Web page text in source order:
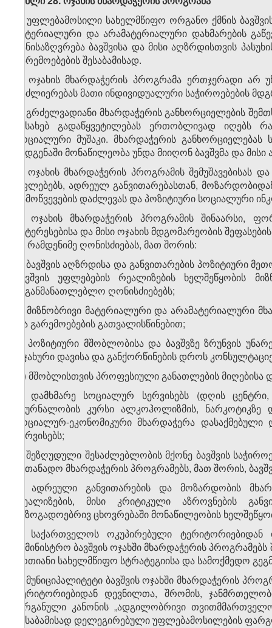
1. უფლებამოსილი სახელმწიფო ორგანო ქმნის
მატერიალური და არამატერიალური დახმარების
განისაზღვრება ბავშვისა და მისი აღზრდისთვის
გარემოებების შესაბამისად.
2. ოჯახის მხარდაჭერის პროგრამა ერთჯერადი არ
გაძლიერებას მათი ინდივიდუალური საჭიროებების
3. გრძელვადიანი მხარდაჭერის განხორციელების
შესახებ გადაწყვეტილებას ერთობლივად
სოციალური მუშაკი. მხარდაჭერის
შედგენაში მონაწილეობა უნდა მიიღონ ბავშვმა და
4. ოჯახის მხარდაჭერის პროგრამის შემუშავებისას
უფლებებს, ადრეულ განვითარებასთან,
გამოწვევების დაძლევას და პოზიტიური სოციალური
5. ოჯახის მხარდაჭერის პროგრამის შინაარსი,
ინტერესებისა და მისი ოჯახის მდგომარეობის
ან რამდენიმე ღონისძიებას, მათ შორის:
ა) ბავშვის აღზრდისა და განვითარების პოზიტიური
ბავშვის უფლებების რეალიზების ხელშეწყობის
საგანმანათლებლო ღონისძიებებს;
ბ) მიზნობრივი მატერიალური და არამატერიალური
და გარემოებების გათვალისწინებით;
გ) პოზიტიური მშობლობისა და ბავშვზე ზრუნვის
ოჯახური დავისა და განქორწინების დროს
დ) მშობლისთვის პროფესიული განათლების მიღებისა
ე) დამხმარე სოციალურ სერვისებს (დღის
მკურნალობის კურსი ალკოჰოლიზმის,
სოციალურ-ეკონომიკური მხარდაჭერა
სერვისებს;
ვ) შეზღუდული შესაძლებლობის მქონე ბავშვის
სათანადო მხარდაჭერის პროგრამებს, მათ შორის,
ზ) ადრეული განვითარების და მოზარდობის
რეალიზების, მისი კრიტიკული აზროვნების
საზოგადოებრივ ცხოვრებაში მონაწილეობის
6. საქართველოს ოკუპირებული
სამინისტრო ბავშვის ოჯახში მხარდაჭერის
ერთიანი სახელმწიფო სტრატეგიისა და სამოქმედო
7. მუნიციპალიტეტი ბავშვის ოჯახში მხარდაჭერის
ტერიტორიებიდან დევნილთა, შრომის,
ორგანული კანონის „ადგილობრივი
შესაბამისად დელეგირებული უფლებამოსილების